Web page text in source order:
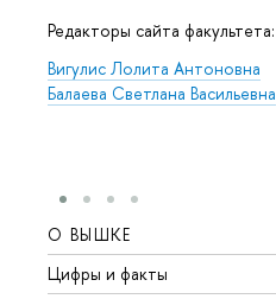
Редакторы сайта факультета:
игулис Лолита Антоновна
Балаева Светлана Васильевна
О ВЫШКЕ
Цифры и факты